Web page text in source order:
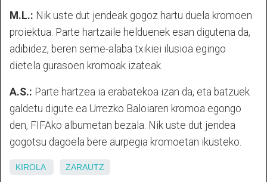
M.L.: Nik uste dut jendeak gogoz hartu duela kromoen
proiektua. Parte hartzaile helduenek esan digutena da,
adibidez, beren seme-alaba txikiei ilusioa egingo
dietela gurasoen kromoak izateak.
A.S.: Parte hartzea ia erabatekoa izan da, eta batzuek
galdetu digute ea Urrezko Baloiaren kromoa egongo
den, FIFAko albumetan bezala. Nik uste dut jendea
gogotsu dagoela bere aurpegia kromoetan ikusteko.
KIROLA ZARAUTZ